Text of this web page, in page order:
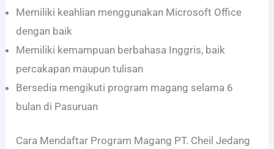
Memiliki keahlian menggunakan Microsoft Office
dengan baik
Memiliki kemampuan berbahasa Inggris, baik
percakapan maupun tulisan
Bersedia mengikuti program magang selama 6
bulan di Pasuruan
Cara Mendaftar Program Magang PT. Cheil Jedang